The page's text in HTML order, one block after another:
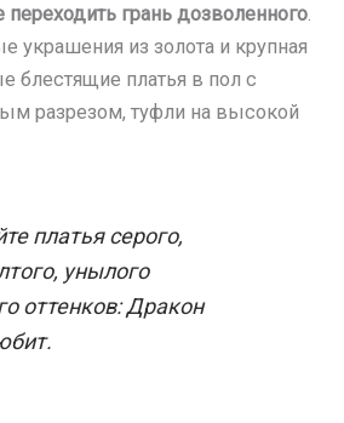
переходить грань дозволенного.
украшения из золота и крупная
блестящие платья в пол с
разрезом, туфли на высокой
платья серого,
унылого
оттенков: Дракон